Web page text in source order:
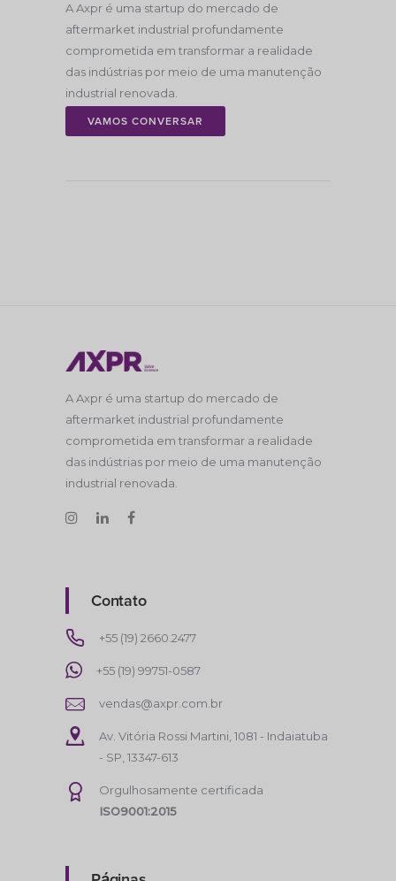
A Axpr é uma startup do mercado de
aftermarket industrial profundamente
comprometida em transformar a realidade
das indústrias por meio de uma manutenção
industrial renovada.
VAMOS CONVERSAR
A Axpr é uma startup do mercado de
aftermarket industrial profundamente
comprometida em transformar a realidade
das indústrias por meio de uma manutenção
industrial renovada.
Contato
+55 (19) 2660.2477
+55 (19) 99751-0587
vendas@axpr.com.br
Av. Vitória Rossi Martini, 1081 - Indaiatuba
- SP, 13347-613
Orgulhosamente certificada
ISO9001:2015